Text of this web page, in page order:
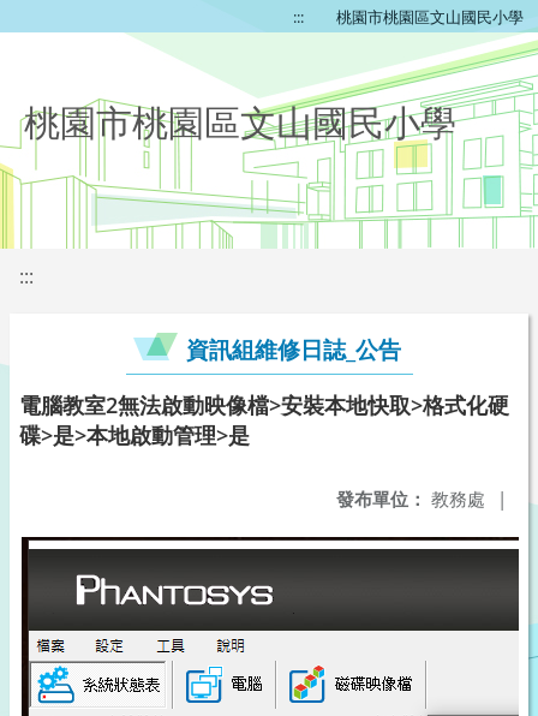
::: 桃園市桃園區文山國民小學
桃園市桃園區文山國民小學
:::
資訊組維修日誌_公告
電腦教室2無法啟動映像檔>安裝本地快取>格式化硬
碟>是>本地啟動管理>是
發布單位： 教務處 |